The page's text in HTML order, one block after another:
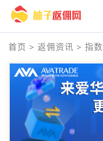
首页 > 返佣资讯 > 指数